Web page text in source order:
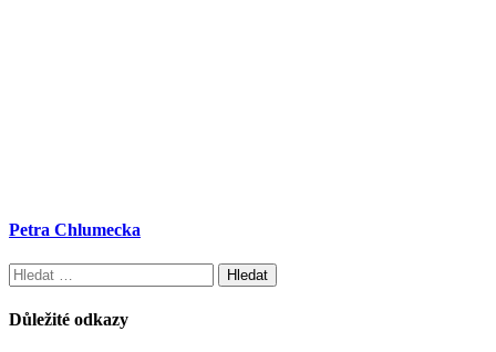
Petra Chlumecka
Vyhledávání
Důležité odkazy